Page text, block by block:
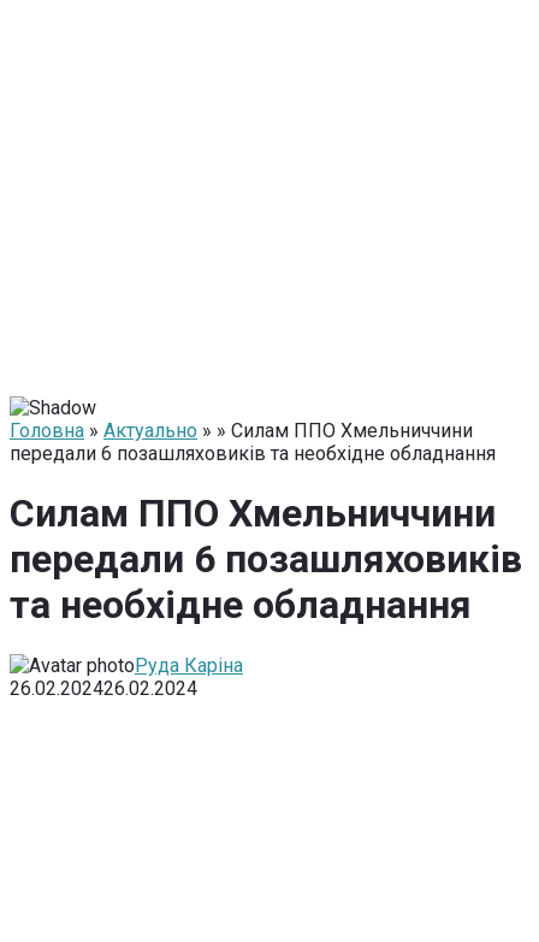
Головна » Актуально » » Силам ППО Хмельниччини
передали 6 позашляховиків та необхідне обладнання
Силам ППО Хмельниччини
передали 6 позашляховиків
та необхідне обладнання
Руда Каріна
26.02.202426.02.2024